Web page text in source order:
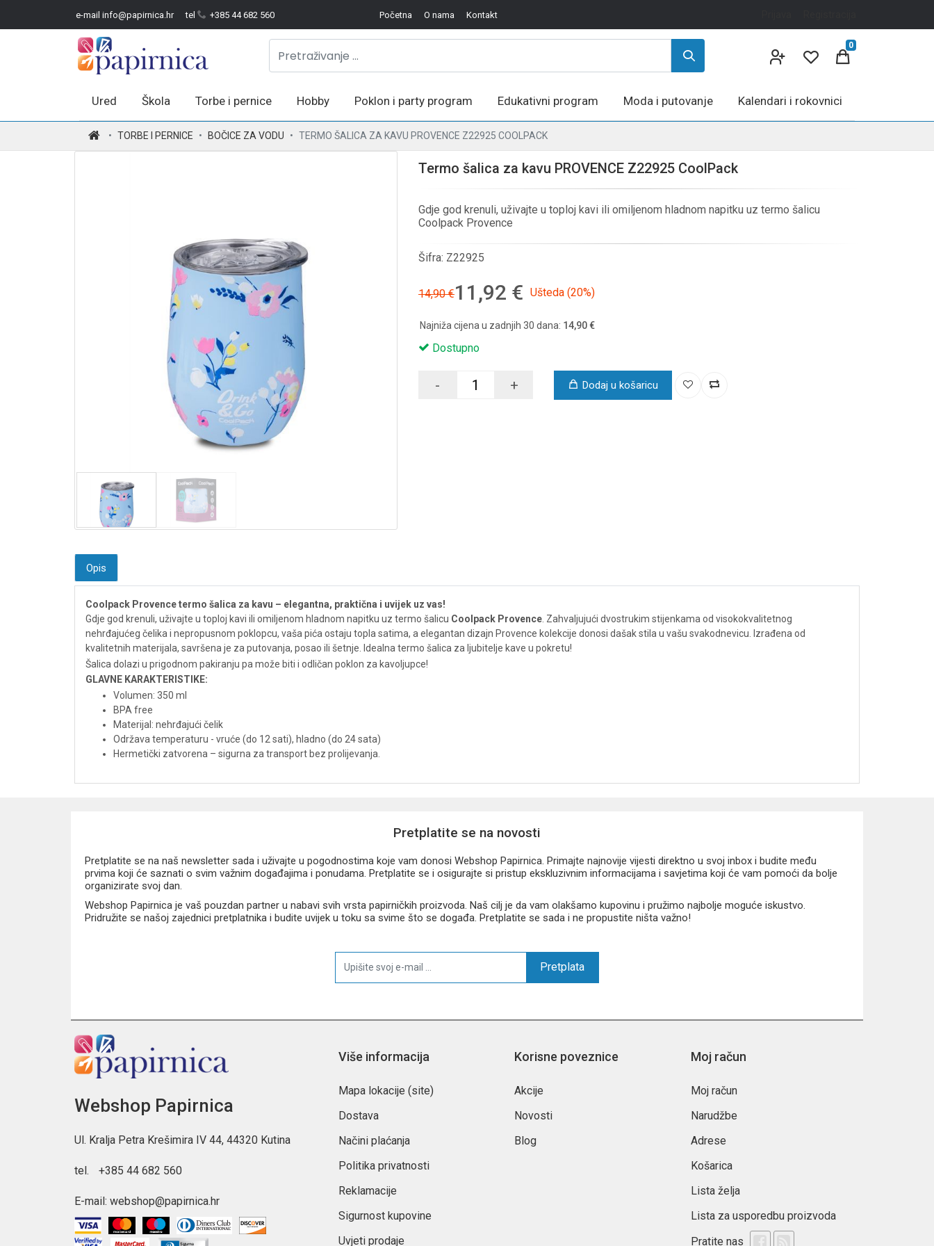
e-mail info@papirnica.hr tel +385 44 682 560 Početna O nama Kontakt
0
Ured Škola Torbe i pernice Hobby Poklon i party program Edukativni program Moda i putovanje Kalendari i rokovnici
TORBE I PERNICE BOČICE ZA VODU TERMO ŠALICA ZA KAVU PROVENCE Z22925 COOLPACK
Termo šalica za kavu PROVENCE Z22925 CoolPack
Gdje god krenuli, uživajte u toploj kavi ili omiljenom hladnom napitku uz termo šalicu
Coolpack Provence
Šifra: Z22925
14,90 €11,92 € Ušteda (20%)
Najniža cijena u zadnjih 30 dana: 14,90 €
Dostupno
- + Dodaj u košaricu
Opis
Coolpack Provence termo šalica za kavu – elegantna, praktična i uvijek uz vas!
Gdje god krenuli, uživajte u toploj kavi ili omiljenom hladnom napitku uz termo šalicu Coolpack Provence. Zahvaljujući dvostrukim stijenkama od visokokvalitetnog
nehrđajućeg čelika i nepropusnom poklopcu, vaša pića ostaju topla satima, a elegantan dizajn Provence kolekcije donosi dašak stila u vašu svakodnevicu. Izrađena od
kvalitetnih materijala, savršena je za putovanja, posao ili šetnje. Idealna termo šalica za ljubitelje kave u pokretu!
Šalica dolazi u prigodnom pakiranju pa može biti i odličan poklon za kavoljupce!
GLAVNE KARAKTERISTIKE:
Volumen: 350 ml
BPA free
Materijal: nehrđajući čelik
Održava temperaturu - vruće (do 12 sati), hladno (do 24 sata)
Hermetički zatvorena – sigurna za transport bez prolijevanja.
Pretplatite se na novosti
Pretplatite se na naš newsletter sada i uživajte u pogodnostima koje vam donosi Webshop Papirnica. Primajte najnovije vijesti direktno u svoj inbox i budite među
prvima koji će saznati o svim važnim događajima i ponudama. Pretplatite se i osigurajte si pristup ekskluzivnim informacijama i savjetima koji će vam pomoći da bolje
organizirate svoj dan.
Webshop Papirnica je vaš pouzdan partner u nabavi svih vrsta papirničkih proizvoda. Naš cilj je da vam olakšamo kupovinu i pružimo najbolje moguće iskustvo.
Pridružite se našoj zajednici pretplatnika i budite uvijek u toku sa svime što se događa. Pretplatite se sada i ne propustite ništa važno!
Pretplata
Webshop Papirnica
Ul. Kralja Petra Krešimira IV 44, 44320 Kutina
tel. +385 44 682 560
E-mail: webshop@papirnica.hr
Više informacija
Mapa lokacije (site)
Dostava
Načini plaćanja
Politika privatnosti
Reklamacije
Sigurnost kupovine
Uvjeti prodaje
Korisne poveznice
Akcije
Novosti
Blog
Moj račun
Moj račun
Narudžbe
Adrese
Košarica
Lista želja
Lista za usporedbu proizvoda
Pratite nas